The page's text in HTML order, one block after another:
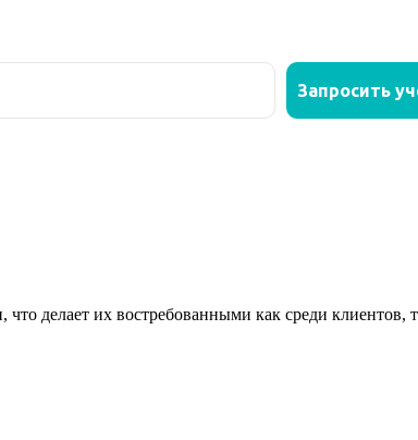
делает их востребованными как среди клиентов,